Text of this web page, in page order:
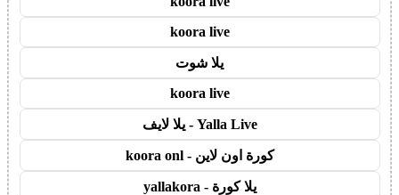
koora live
يلا شوت
koora live
Yalla Live - يلا لايف
كورة اون لاين - koora onl
يلا كورة - yallakora